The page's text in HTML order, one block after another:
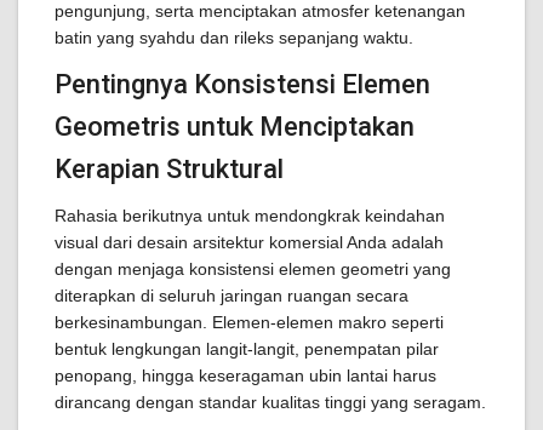
pengunjung, serta menciptakan atmosfer ketenangan
batin yang syahdu dan rileks sepanjang waktu.
Pentingnya Konsistensi Elemen
Geometris untuk Menciptakan
Kerapian Struktural
Rahasia berikutnya untuk mendongkrak keindahan
visual dari desain arsitektur komersial Anda adalah
dengan menjaga konsistensi elemen geometri yang
diterapkan di seluruh jaringan ruangan secara
berkesinambungan. Elemen-elemen makro seperti
bentuk lengkungan langit-langit, penempatan pilar
penopang, hingga keseragaman ubin lantai harus
dirancang dengan standar kualitas tinggi yang seragam.